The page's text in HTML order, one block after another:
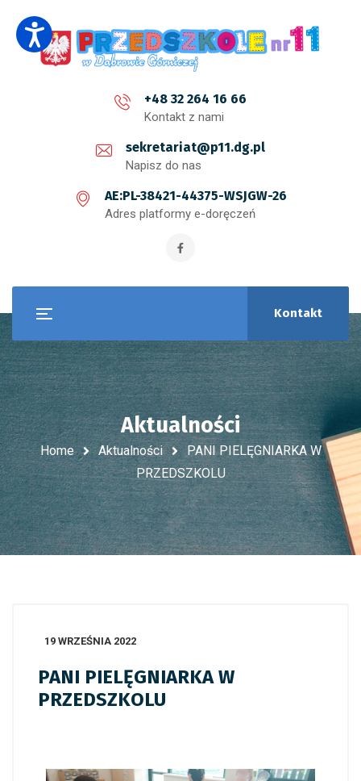
+48 32 264 16 66
Kontakt z nami
sekretariat@p11.dg.pl
Napisz do nas
AE:PL-38421-44375-WSJGW-26
Adres platformy e-doręczeń
Kontakt
Aktualności
Home Aktualności
PANI PIELĘGNIARKA W
PRZEDSZKOLU
19 WRZEŚNIA 2022
PANI PIELĘGNIARKA W
PRZEDSZKOLU